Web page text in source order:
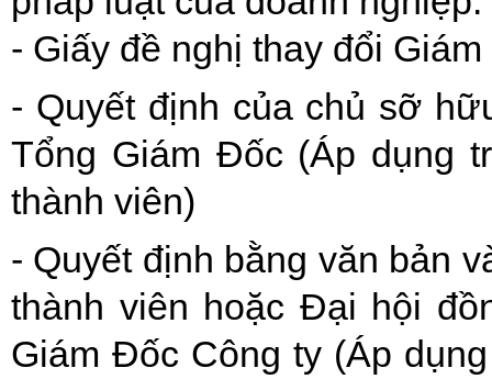
- Giấy đề nghị thay đổi
- Quyết định của chủ sỡ
Tổng Giám Đốc (Áp dụng
thành viên)
- Quyết định bằng văn bản
thành viên hoặc Đại hội
Giám Đốc Công ty (Áp